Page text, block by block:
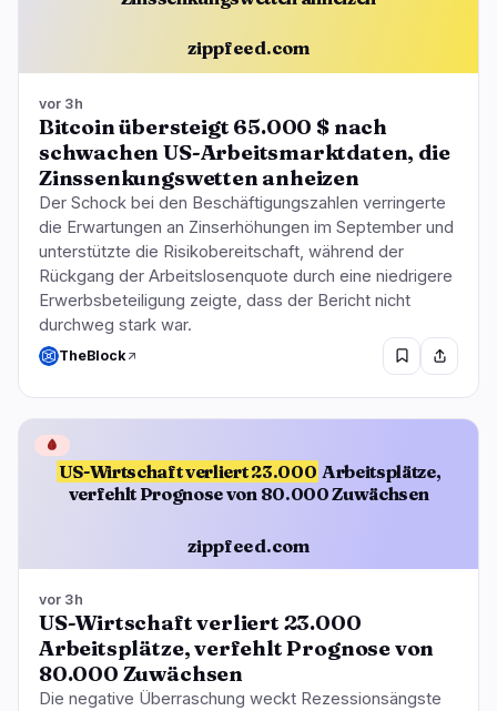
zippfeed.com
vor 3h
Bitcoin übersteigt 65.000 $ nach
schwachen US-Arbeitsmarktdaten, die
Zinssenkungswetten anheizen
Der Schock bei den Beschäftigungszahlen verringerte
die Erwartungen an Zinserhöhungen im September und
unterstützte die Risikobereitschaft, während der
Rückgang der Arbeitslosenquote durch eine niedrigere
Erwerbsbeteiligung zeigte, dass der Bericht nicht
durchweg stark war.
TheBlock
US-Wirtschaft verliert 23.000 Arbeitsplätze,
verfehlt Prognose von 80.000 Zuwächsen
zippfeed.com
🩸
vor 3h
US-Wirtschaft verliert 23.000
Arbeitsplätze, verfehlt Prognose von
80.000 Zuwächsen
Die negative Überraschung weckt Rezessionsängste